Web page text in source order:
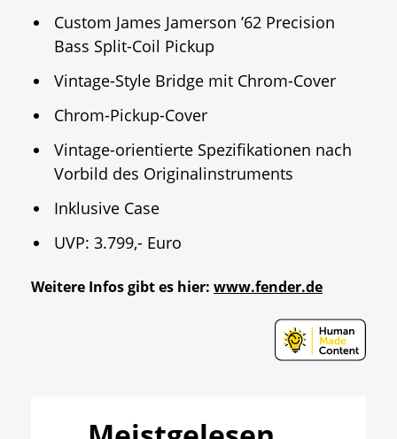
Custom James Jamerson ’62 Precision
Bass Split-Coil Pickup
Vintage-Style Bridge mit Chrom-Cover
Chrom-Pickup-Cover
Vintage-orientierte Spezifikationen nach
Vorbild des Originalinstruments
Inklusive Case
UVP: 3.799,- Euro
Weitere Infos gibt es hier: www.fender.de